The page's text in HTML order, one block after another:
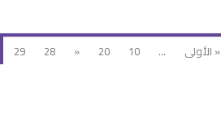
« الأولى ...
10
20
«
28
29